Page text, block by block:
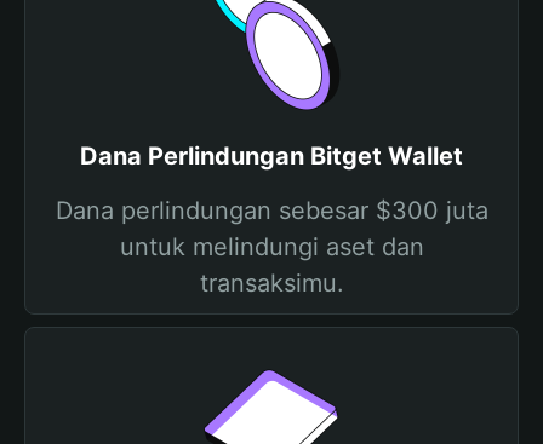
Dana Perlindungan Bitget Wallet
Dana perlindungan sebesar $300 juta
untuk melindungi aset dan
transaksimu.